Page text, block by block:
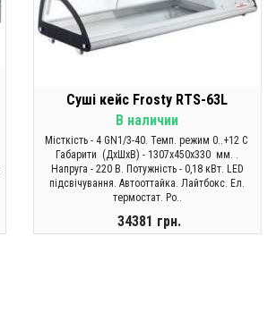
Суші кейс Frosty RTS-63L
В наличии
Місткість - 4 GN1/3-40. Темп. режим 0..+12 C
Габарити (ДхШхВ) - 1307х450х330 мм. .
Напруга - 220 В. Потужність - 0,18 кВт. LED
підсвічування. Автооттайка. Лайтбокс. Ел.
термостат. Ро..
34381 грн.